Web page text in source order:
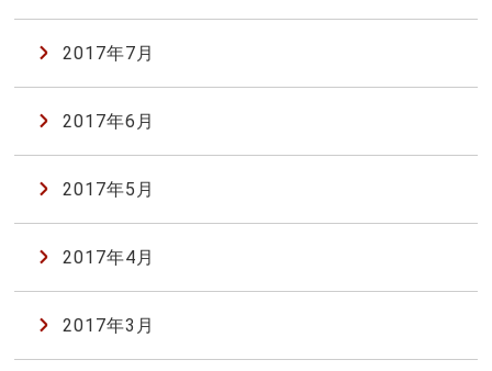
2017年7月
2017年6月
2017年5月
2017年4月
2017年3月